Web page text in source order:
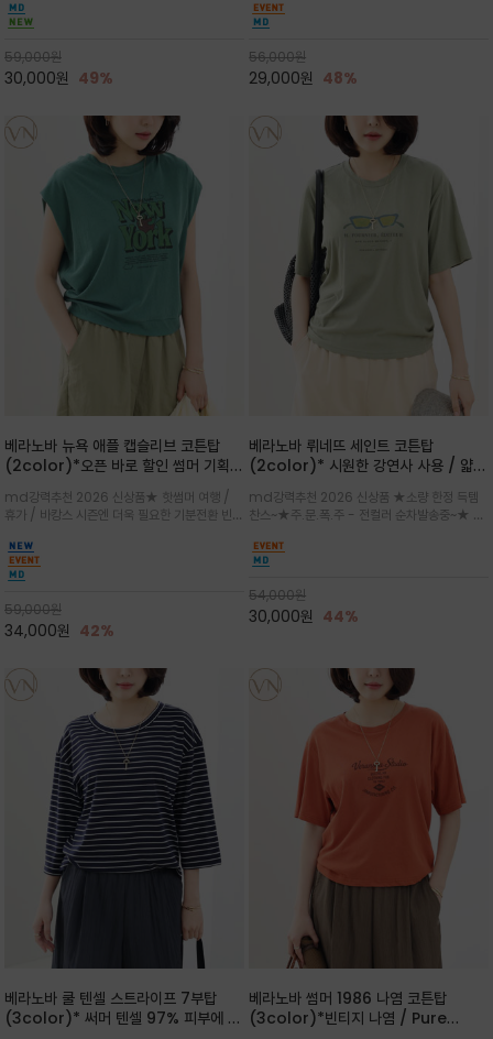
아(Sepia)나 파스텔 톤의 해변 풍경으로 세련
된 뮤트톤 컬러 팔레트로 빈티지한 무드의 선샤
인 프린트가 더해져 담백하면서도 감각
59,000원
30,000원 49%
말(Horse) 드로잉 티셔츠는 여유로운 실루엣과
감각적인 아트워크로 고급스러운 여름 스타일링
을 완성할 수 있습니다
56,000원
29,000원 48%
베라노바 뉴욕 애플 캡슬리브 코튼탑
(2color)*오픈 바로 할인 썸머 기획
★ 한정수량 제작 ★ 강연 코튼으로 빈
티지 프린트로 여름 하의와 모두 잘어울
리는 그래픽
md강력추천 2026 신상품★ 핫썸머 여행 /
휴가 / 바캉스 시즌엔 더욱 필요한 기분전환 빈티
부에 산뜻하게 닿는 프리미엄 /답답함 없는 라운
드 넥라인과 자연스럽게 어깨를 감싸는 캡슬리브
디자인이 팔 라인을 더욱 날씬
59,000원
34,000원 42%
베라노바 뤼네뜨 세인트 코튼탑
(2color)* 시원한 강연사 사용 / 얇고
피부에 잘 달라붙지 않아 통기성이 탁월
md강력추천 2026 신상품 ★소량 한정 득템
찬스~★주.문.폭.주 - 전컬러 순차발송중~★ 감
라인과 여유 있는 스탠다드 핏으로 부담 없이 착
용/과하지 않은 프린트 디테일이 룩에 세련된 위
트를 더해 데일리 룩에 포인트
54,000원
30,000원 44%
베라노바 쿨 텐셀 스트라이프 7부탑
(3color)* 써머 텐셀 97% 피부에 닿
베라노바 썸머 1986 나염 코튼탑
(3color)*빈티지 나염 / Pure